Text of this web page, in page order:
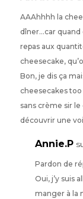
AAAhhhh la
dîner…car quand
repas aux
cheesecake,
Bon, je dis ça
cheesecakes
sans crème sir
découvrir une
Annie.P
Pardon de
Oui, j’y suis
manger à la